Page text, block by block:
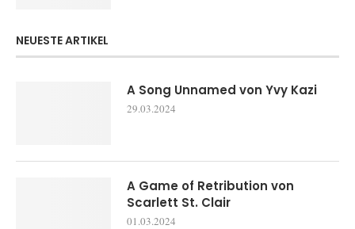
NEUESTE ARTIKEL
A Song Unnamed von Yvy Kazi
29.03.2024
A Game of Retribution von
Scarlett St. Clair
01.03.2024